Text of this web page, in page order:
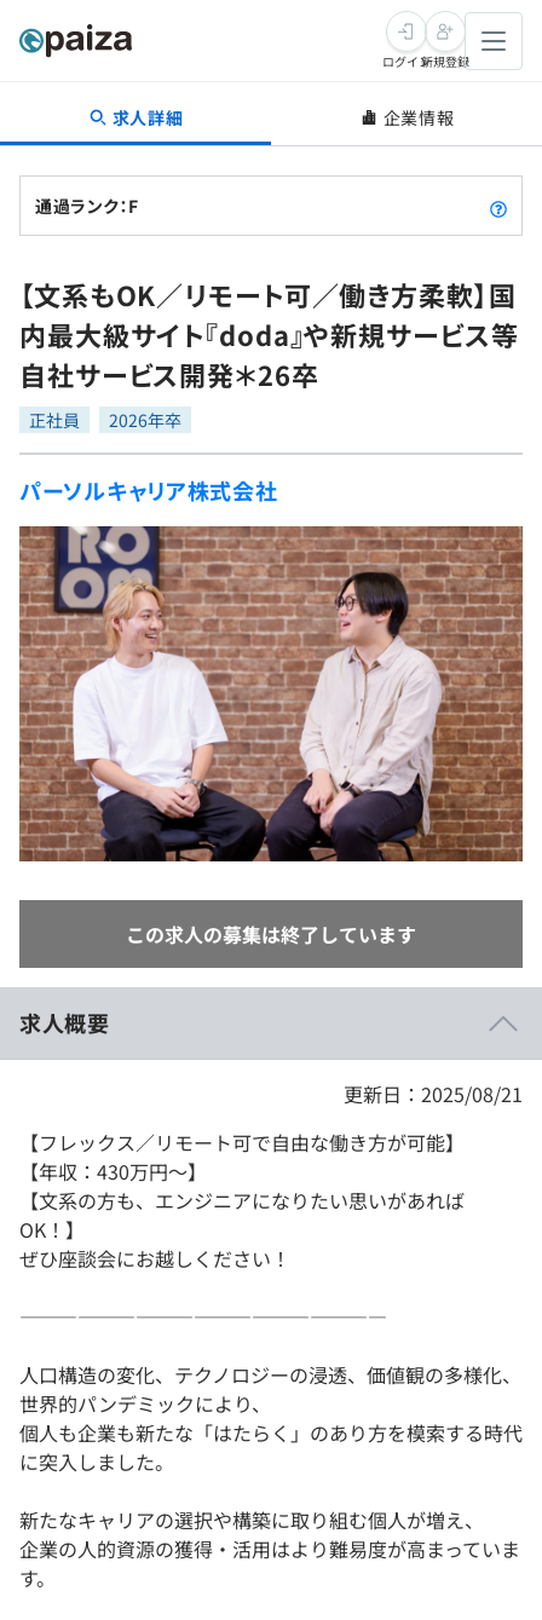
転職・キャリア
転職成功ガイド
転職エージェント
インタビュー
転職成功ガイド
新卒就活
求人検索
本選考
インターン
新卒エージェント
イベント・セミナー
インタビュー
就活成功ガイド
学習
問題集
4択課題
ナレッジ
リファレンス
プラン
個人向けプラン
法人向けプラン
学校向けプラン
プログラミング言語
評価結果一覧
再チャレンジ結果一覧
ゲーム・マンガ
Tech Team Journal
paiza times
note
paizaとは？
ログイン新規登録
求人詳細 企業情報
通過ランク：F
【文系もOK／リモート可／働き方柔軟】国
内最大級サイト『doda』や新規サービス等
自社サービス開発＊26卒
正社員 2026年卒
パーソルキャリア株式会社
この求人の募集は終了しています
求人概要
更新日：2025/08/21
【フレックス／リモート可で自由な働き方が可能】
【年収：430万円～】
【文系の方も、エンジニアになりたい思いがあれば
OK！】
ぜひ座談会にお越しください！
―――――――――――――――――――
人口構造の変化、テクノロジーの浸透、価値観の多様化、
世界的パンデミックにより、
個人も企業も新たな「はたらく」のあり方を模索する時代
に突入しました。
新たなキャリアの選択や構築に取り組む個人が増え、
企業の人的資源の獲得・活用はより難易度が高まっていま
す。